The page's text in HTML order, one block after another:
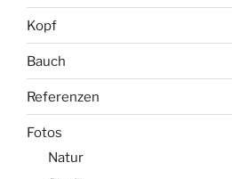
Kopf
Bauch
Referenzen
Fotos
Natur